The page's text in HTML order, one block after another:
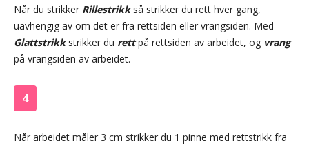
Når du strikker Rillestrikkså strikker du rett hver gang,
uavhengig av om det er fra rettsiden eller vrangsiden. Med
Glattstrikkstrikker du rettpå rettsiden av arbeidet, og vrang
på vrangsiden av arbeidet.
4
Når arbeidet måler 3 cm strikker du 1 pinne med rettstrikk fra